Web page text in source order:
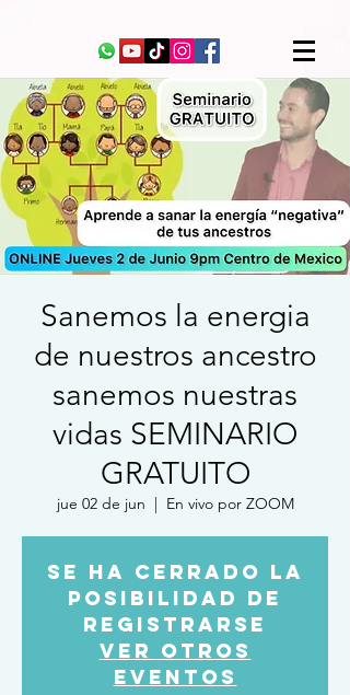
Sanemos la energia
de nuestros ancestro
sanemos nuestras
vidas SEMINARIO
GRATUITO
jue 02 de jun
  |
En vivo por ZOOM
Se ha cerrado la
posibilidad de
registrarse
Ver otros
eventos